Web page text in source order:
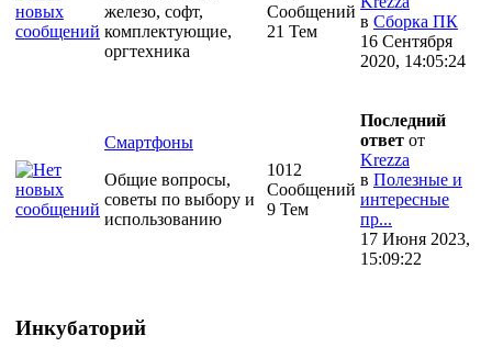
железо, софт,
комплектующие,
оргтехника
Сообщений
21 Тем
в Сборка ПК
16 Сентября
2020, 14:05:24
Смартфоны
Общие вопросы,
советы по выбору и
использованию
1012
Сообщений
9 Тем
Последний
ответ от
Krezza
в Полезные и
интересные
пр...
17 Июня 2023,
15:09:22
Инкубаторий